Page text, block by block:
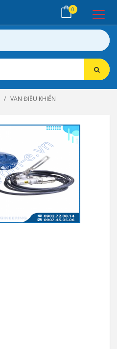
0
VAN ĐIỀU KHIỂN